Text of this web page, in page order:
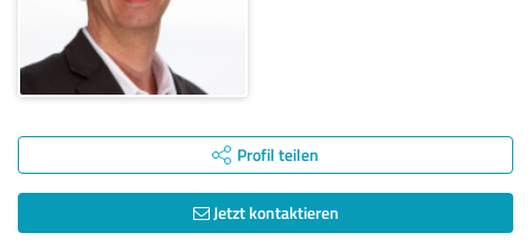
Profil teilen
Jetzt kontaktieren